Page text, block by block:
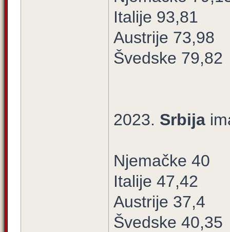
Italije 93,81
Austrije 73,98
Švedske 79,82
2023. Srbija
Njemačke 40
Italije 47,42
Austrije 37,4
Švedske 40,35